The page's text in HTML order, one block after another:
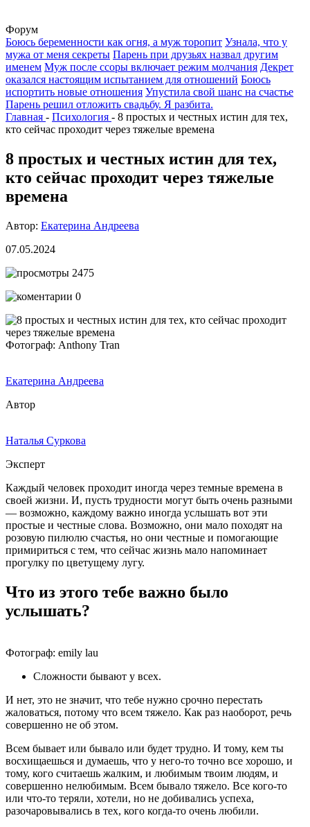
Форум
Боюсь беременности как огня, а муж торопит Узнала, что у
мужа от меня секреты Парень при друзьях назвал другим
именем Муж после ссоры включает режим молчания Декрет
оказался настоящим испытанием для отношений Боюсь
испортить новые отношения Упустила свой шанс на счастье
Парень решил отложить свадьбу. Я разбита.
Главная - Психология - 8 простых и честных истин для тех,
кто сейчас проходит через тяжелые времена
8 простых и честных истин для тех,
кто сейчас проходит через тяжелые
времена
Автор: Екатерина Андреева
07.05.2024
2475
0
Фотограф: Anthony Tran
Екатерина Андреева
Автор
Наталья Суркова
Эксперт
Каждый человек проходит иногда через темные времена в
своей жизни. И, пусть трудности могут быть очень разными
― возможно, каждому важно иногда услышать вот эти
простые и честные слова. Возможно, они мало походят на
розовую пилюлю счастья, но они честные и помогающие
примириться с тем, что сейчас жизнь мало напоминает
прогулку по цветущему лугу.
Что из этого тебе важно было
услышать?
Фотограф: emily lau
Сложности бывают у всех.
И нет, это не значит, что тебе нужно срочно перестать
жаловаться, потому что всем тяжело. Как раз наоборот, речь
совершенно не об этом.
Всем бывает или бывало или будет трудно. И тому, кем ты
восхищаешься и думаешь, что у него-то точно все хорошо, и
тому, кого считаешь жалким, и любимым твоим людям, и
совершенно нелюбимым. Всем бывало тяжело. Все кого-то
или что-то теряли, хотели, но не добивались успеха,
разочаровывались в тех, кого когда-то очень любили.